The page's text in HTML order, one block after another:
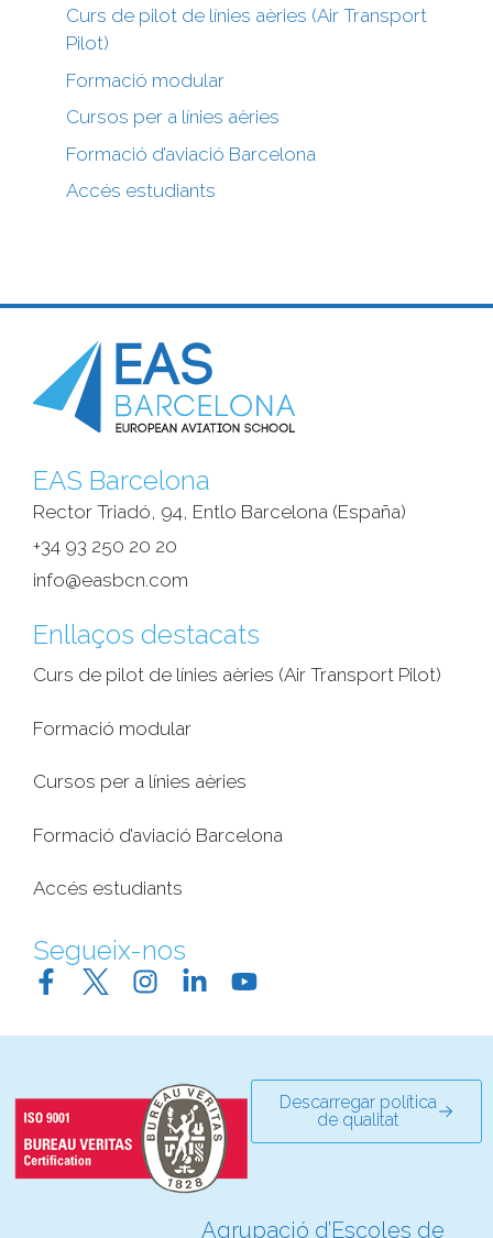
Curs de pilot de línies aèries (Air Transport
Pilot)
Formació modular
Cursos per a línies aèries
Formació d’aviació Barcelona
Accés estudiants
EAS Barcelona
Rector Triadó, 94, Entlo Barcelona (España)‎
+34 93 250 20 20
info@easbcn.com
Enllaços destacats
Curs de pilot de línies aèries (Air Transport Pilot)
Formació modular
Cursos per a línies aèries
Formació d’aviació Barcelona
Accés estudiants
Segueix-nos
Descarregar política
de qualitat
Agrupació d’Escoles de